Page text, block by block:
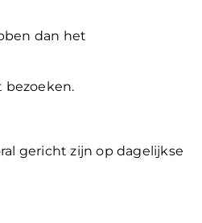
dan het
bezoeken.
gericht zijn op dagelijkse